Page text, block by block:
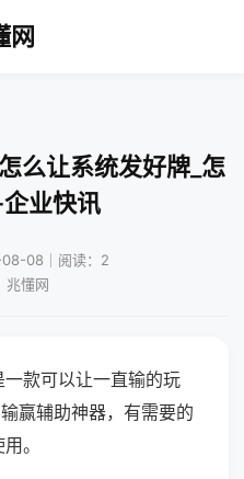
网
么让系统发好牌_怎
业快讯
08｜阅读：2
兆懂网
款可以让一直输的玩
赢辅助神器，有需要的
。